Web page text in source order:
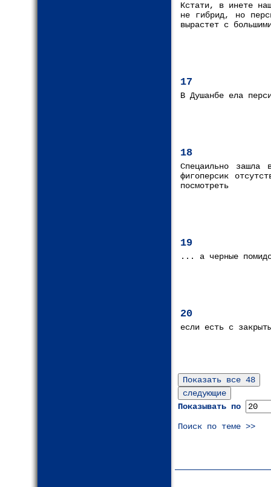
Кстати, в инете
не гибрид, но
вырастет с
17
В Душанбе ела
18
Спецаильно
фигоперсик
посмотреть
19
... а черные
20
если есть с
Показывать по
Поиск по теме >>